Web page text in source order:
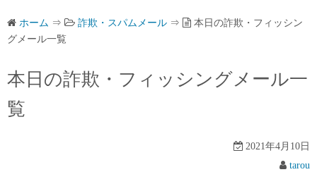
ホーム ⇒ 詐欺・スパムメール ⇒
本日の詐欺・フィッシン
グメール一覧
本日の詐欺・フィッシングメール一
覧
2021年4月10日
tarou